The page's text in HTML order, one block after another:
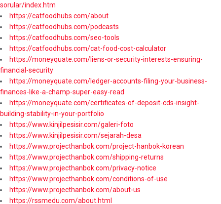
sorular/index.htm
https://catfoodhubs.com/about
https://catfoodhubs.com/podcasts
https://catfoodhubs.com/seo-tools
https://catfoodhubs.com/cat-food-cost-calculator
https://moneyquate.com/liens-or-security-interests-ensuring-
financial-security
https://moneyquate.com/ledger-accounts-filing-your-business-
finances-like-a-champ-super-easy-read
https://moneyquate.com/certificates-of-deposit-cds-insight-
building-stability-in-your-portfolio
https://www.kinjilpesisir.com/galeri-foto
https://www.kinjilpesisir.com/sejarah-desa
https://www.projecthanbok.com/project-hanbok-korean
https://www.projecthanbok.com/shipping-returns
https://www.projecthanbok.com/privacy-notice
https://www.projecthanbok.com/conditions-of-use
https://www.projecthanbok.com/about-us
https://rssmedu.com/about.html